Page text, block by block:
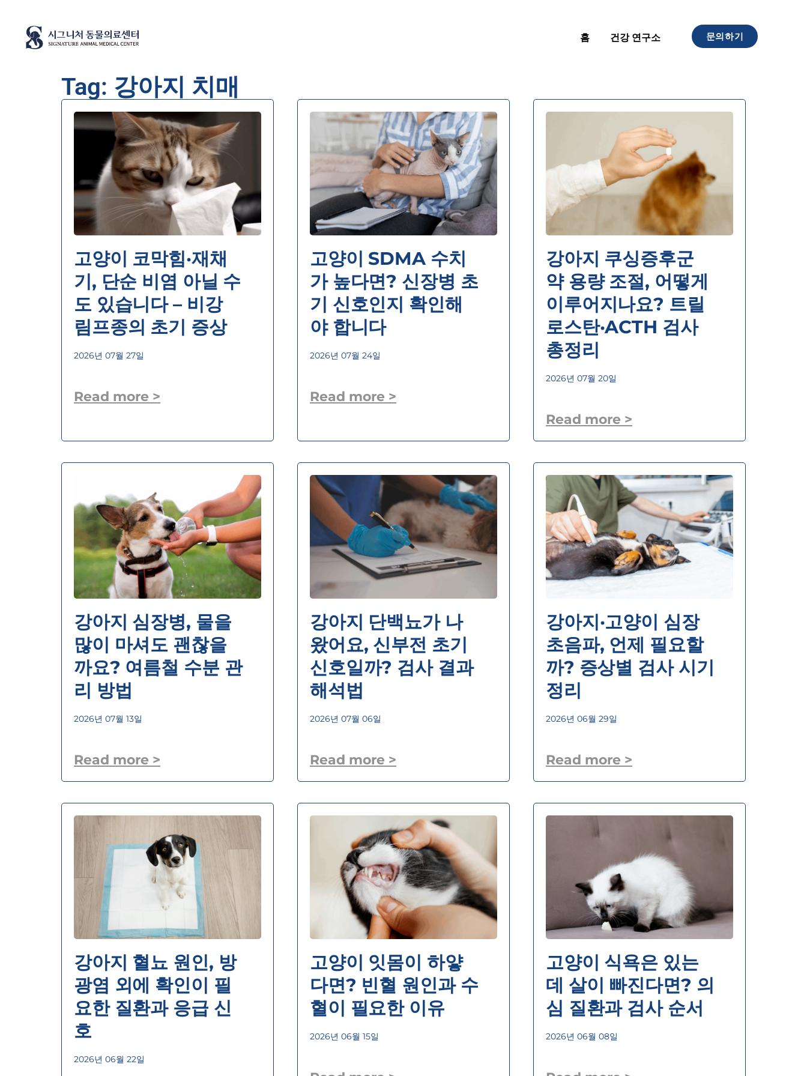
홈 건강 연구소 문의하기
Tag: 강아지 치매
고양이 코막힘·재채
기, 단순 비염 아닐 수
도 있습니다 – 비강
림프종의 초기 증상
2026년 07월 27일
Read more >
고양이 SDMA 수치
가 높다면? 신장병 초
기 신호인지 확인해
야 합니다
2026년 07월 24일
Read more >
강아지 쿠싱증후군
약 용량 조절, 어떻게
이루어지나요? 트릴
로스탄·ACTH 검사
총정리
2026년 07월 20일
Read more >
강아지 심장병, 물을
많이 마셔도 괜찮을
까요? 여름철 수분 관
리 방법
2026년 07월 13일
Read more >
강아지 단백뇨가 나
왔어요, 신부전 초기
신호일까? 검사 결과
해석법
2026년 07월 06일
Read more >
강아지·고양이 심장
초음파, 언제 필요할
까? 증상별 검사 시기
정리
2026년 06월 29일
Read more >
강아지 혈뇨 원인, 방
광염 외에 확인이 필
요한 질환과 응급 신
호
2026년 06월 22일
고양이 잇몸이 하얗
다면? 빈혈 원인과 수
혈이 필요한 이유
2026년 06월 15일
고양이 식욕은 있는
데 살이 빠진다면? 의
심 질환과 검사 순서
2026년 06월 08일